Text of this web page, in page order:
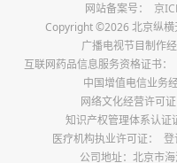
只要做好日常养
发，不会影响正
好的人群。存在
血管病变的患者
植入支架，剩余
网站备案号： 京
Copyright ©2026 北京纵
广播电视节目制作经
互联网药品信息服务资格证书：
中国增值电信业务
网络文化经营许可证
知识产权管理体系认证
医疗机构执业许可证：
登
公司地址：北京市